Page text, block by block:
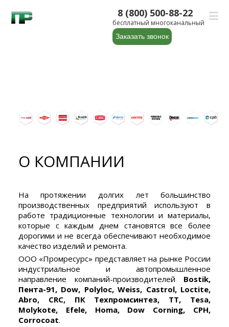
Заказать звонок
8 (800) 500-88-22
бесплатный многоканальный
О КОМПАНИИ
На протяжении долгих лет большинство
производственных предприятий используют в
работе традиционные технологии и материалы,
которые с каждым днем становятся все более
дорогими и не всегда обеспечивают необходимое
качество изделий и ремонта.
ООО «Промресурс» представляет на рынке России
индустриальное и автопромышленное
направление компаний-производителей Bostik,
Пента-91, Dow, Polyloc, Weiss, Castrol, Loctite,
Abro, CRC, ПК
Техпромсинтез, TT, Tesa,
Molykote, Efele, Homa, Dow Corning, CPH,
Corrocoat.